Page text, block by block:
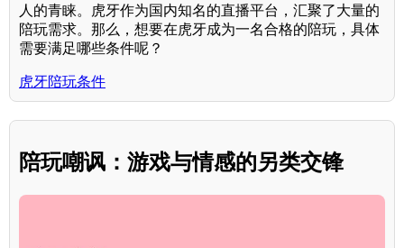
人的青睐。虎牙作为国内知名的直播平台，汇聚了大量的
陪玩需求。那么，想要在虎牙成为一名合格的陪玩，具体
需要满足哪些条件呢？
虎牙陪玩条件
陪玩嘲讽：游戏与情感的另类交锋